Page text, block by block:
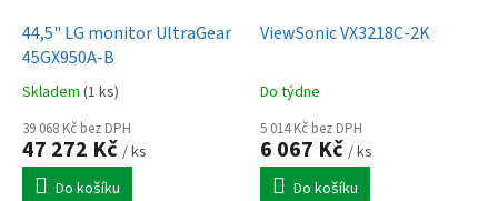
44,5" LG monitor UltraGear
45GX950A-B
Skladem (1 ks)
39 068 Kč bez DPH
47 272 Kč / ks
Do košíku
ViewSonic VX3218C-2K
Do týdne
5 014 Kč bez DPH
6 067 Kč / ks
Do košíku